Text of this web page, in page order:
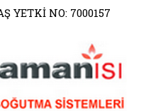
YETKİ NO: 7000157